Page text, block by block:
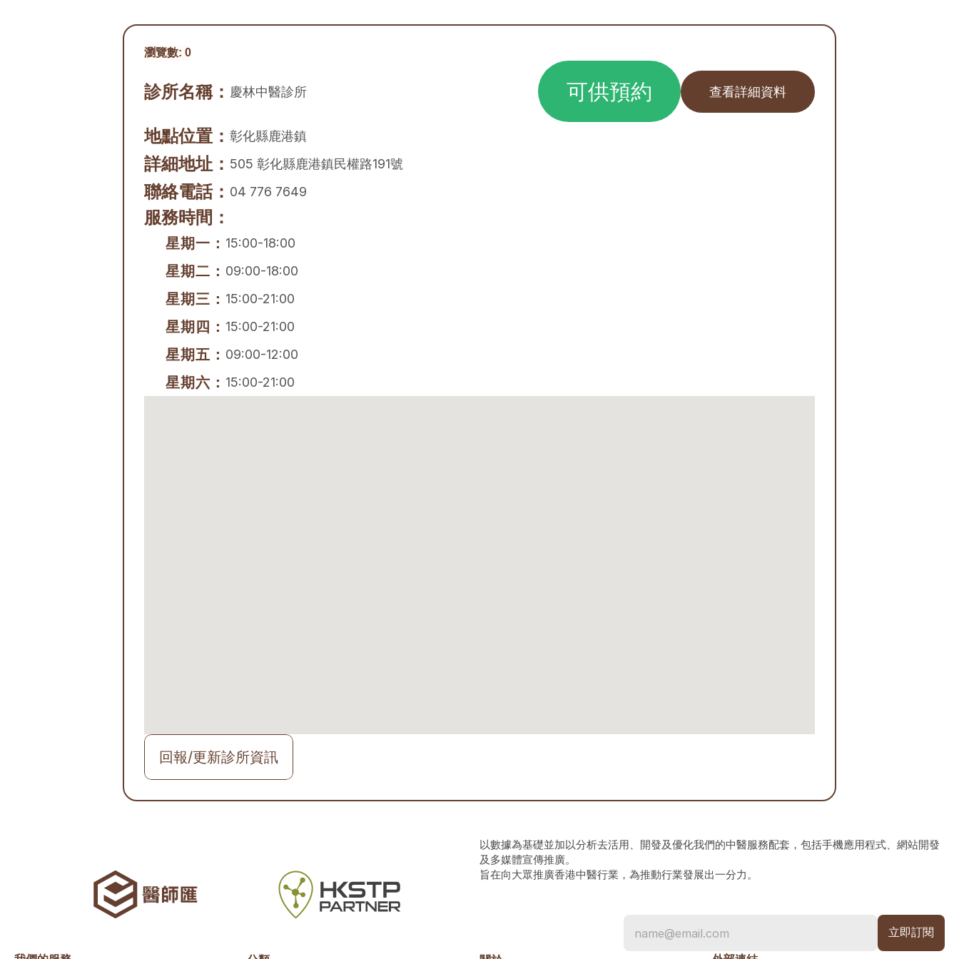
瀏覽數: 0
診所名稱： 慶林中醫診所 可供預約 查看詳細資料
地點位置： 彰化縣鹿港鎮
詳細地址： 505 彰化縣鹿港鎮民權路191號
聯絡電話： 04 776 7649
服務時間：
星期一： 15:00-18:00
星期二： 09:00-18:00
星期三： 15:00-21:00
星期四： 15:00-21:00
星期五： 09:00-12:00
星期六： 15:00-21:00
回報/更新診所資訊
以數據為基礎並加以分析去活用、開發及優化我們的中醫服務配套，包括手機應用程式、網站開發
及多媒體宣傳推廣。
旨在向大眾推廣香港中醫行業，為推動行業發展出一分力。